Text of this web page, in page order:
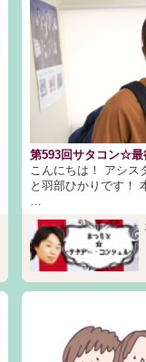
第593回サタコン☆最
こんにちは！ アシス
と羽部ひかりです！
…